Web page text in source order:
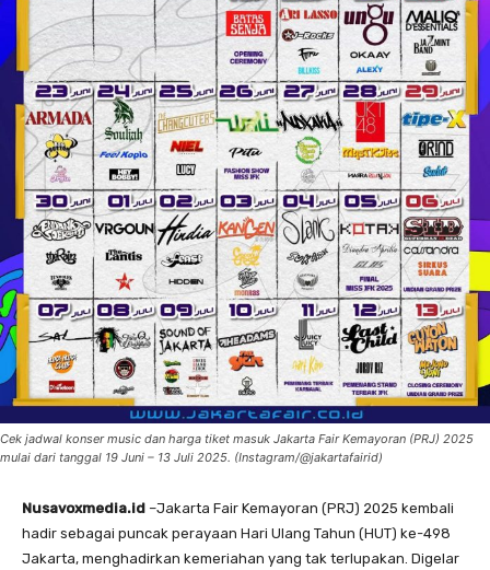
Cek jadwal konser music dan harga tiket masuk Jakarta Fair Kemayoran (PRJ) 2025
mulai dari tanggal 19 Juni – 13 Juli 2025. (Instagram/@jakartafairid)
Nusavoxmedia.id –Jakarta Fair Kemayoran (PRJ) 2025 kembali
hadir sebagai puncak perayaan Hari Ulang Tahun (HUT) ke-498
Jakarta, menghadirkan kemeriahan yang tak terlupakan. Digelar